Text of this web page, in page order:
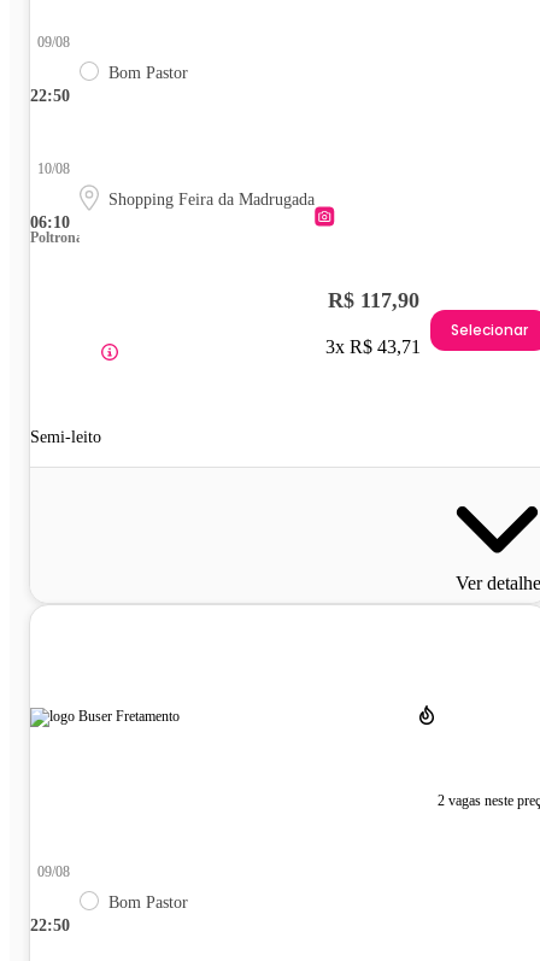
22:50
09/08
Bom Pastor
06:10
10/08
Shopping Feira da Madrugada
Poltrona
Semi-leito
R$ 117,90
3x R$ 43,71
Selecionar
Ver
2 vagas neste
22:50
09/08
Bom Pastor